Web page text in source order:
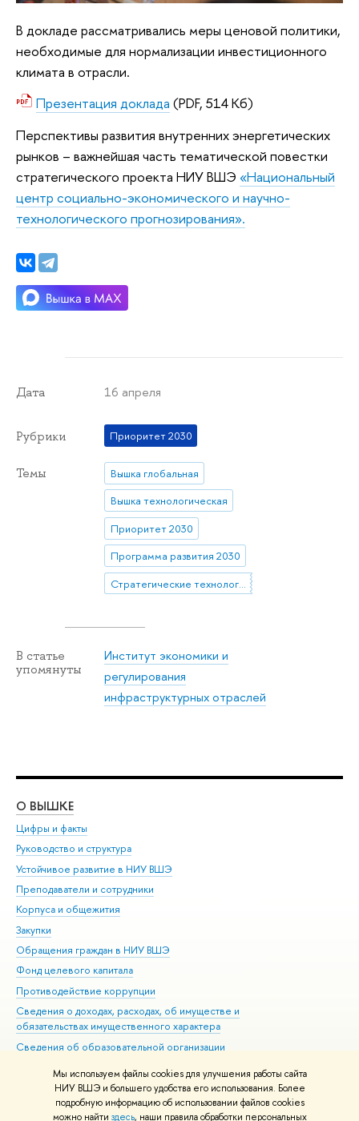
Мы используем файлы cookies для улучшения работы сайта
НИУ ВШЭ и большего удобства его использования. Более
подробную информацию об использовании файлов cookies
можно найти здесь, наши правила обработки персональных
В докладе рассматривались меры ценовой политики,
необходимые для нормализации инвестиционного
климата в отрасли.
Презентация доклада (PDF, 514 Кб)
Перспективы развития внутренних энергетических
рынков – важнейшая часть тематической повестки
стратегического проекта НИУ ВШЭ «Национальный
центр социально-экономического и научно-
технологического прогнозирования».
Дата 16 апреля
Рубрики Приоритет 2030
Темы
Вышка глобальная
Вышка технологическая
Приоритет 2030
Программа развития 2030
Стратегические технологические проекты
В статье
упомянуты
Институт экономики и
регулирования
инфраструктурных отраслей
О ВЫШКЕ
Цифры и факты
Руководство и структура
Устойчивое развитие в НИУ ВШЭ
Преподаватели и сотрудники
Корпуса и общежития
Закупки
Обращения граждан в НИУ ВШЭ
Фонд целевого капитала
Противодействие коррупции
Сведения о доходах, расходах, об имуществе и
обязательствах имущественного характера
Сведения об образовательной организации
Людям с ограниченными возможностями здоровья
Единая платежная страница
Работа в Вышке